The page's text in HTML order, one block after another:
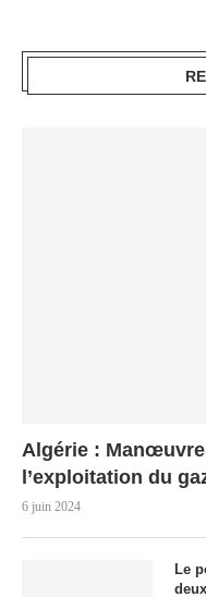
Algérie :
l’exploitation du
6 juin 2024
Le